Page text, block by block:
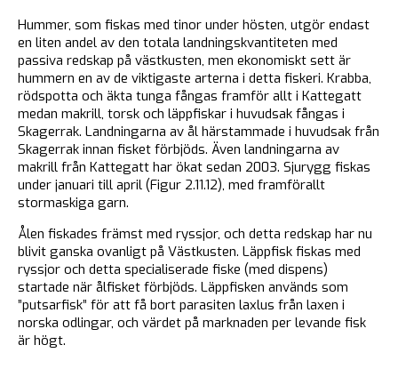
Hummer, som fiskas med tinor under hösten, utgör endast
en liten andel av den totala landningskvantiteten med
passiva redskap på västkusten, men ekonomiskt sett är
hummern en av de viktigaste arterna i detta fiskeri. Krabba,
rödspotta och äkta tunga fångas framför allt i Kattegatt
medan makrill, torsk och läppfiskar i huvudsak fångas i
Skagerrak. Landningarna av ål härstammade i huvudsak från
Skagerrak innan fisket förbjöds. Även landningarna av
makrill från Kattegatt har ökat sedan 2003. Sjurygg fiskas
under januari till april (Figur 2.11.12), med framförallt
stormaskiga garn.
Ålen fiskades främst med ryssjor, och detta redskap har nu
blivit ganska ovanligt på Västkusten. Läppfisk fiskas med
ryssjor och detta specialiserade fiske (med dispens)
startade när ålfisket förbjöds. Läppfisken används som
”putsarfisk” för att få bort parasiten laxlus från laxen i
norska odlingar, och värdet på marknaden per levande fisk
är högt.